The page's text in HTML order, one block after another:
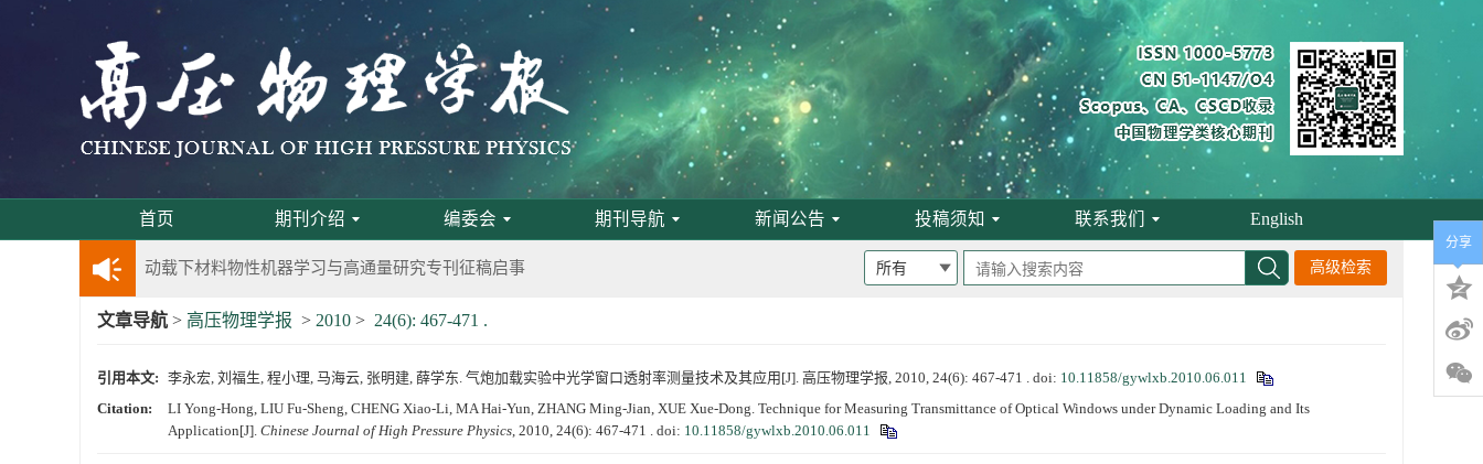
首页 期刊介绍 编委会 期刊导航 新闻公告 投稿须知 联系我们 English
第五届高压科学卓越青年学者评选通知
2024年度《高压物理学报》优秀审稿人评选结果
2024年上海光源同步辐射大压机实验技术培训班通知
《高压物理学报》将于2025年1月由双月刊变更为月刊
动载下材料物性机器学习与高通量研究专刊征稿启事
《高压物理学报》第二届青年编委会招募启事
《高压物理学报》2023年度优秀审稿人和优秀论文评选结果
第十四届全国爆炸力学学术会议 第二轮通知
高级检索
文章导航 > 高压物理学报 > 2010 > 24(6): 467-471 .
引用本文: 李永宏, 刘福生, 程小理, 马海云, 张明建, 薛学东. 气炮加载实验中光学窗口透射率测量技术及其应用[J]. 高压物理学报, 2010, 24(6): 467-471 . doi: 10.11858/gywlxb.2010.06.011
Citation:
LI Yong-Hong, LIU Fu-Sheng, CHENG Xiao-Li, MA Hai-Yun, ZHANG Ming-Jian, XUE Xue-Dong. Technique for Measuring Transmittance of Optical Windows under Dynamic Loading and Its
Application[J]. Chinese Journal of High Pressure Physics, 2010, 24(6): 467-471 . doi: 10.11858/gywlxb.2010.06.011
分享